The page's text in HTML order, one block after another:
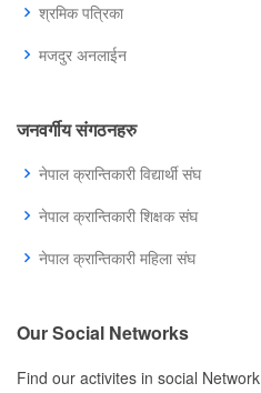
श्रमिक पत्रिका
मजदुर अनलाईन
जनवर्गीय संगठनहरु
नेपाल क्रान्तिकारी विद्यार्थी संघ
नेपाल क्रान्तिकारी शिक्षक संघ
नेपाल क्रान्तिकारी महिला संघ
Our Social Networks
Find our activites in social Network